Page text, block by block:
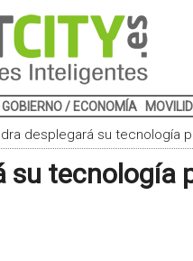
GOBIERNO / ECONOMÍA
desplegará su tecnología
su tecnología